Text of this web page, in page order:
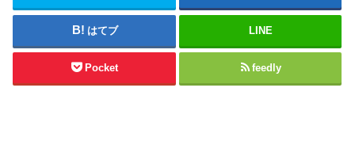
はてブ LINE
Pocket feedly